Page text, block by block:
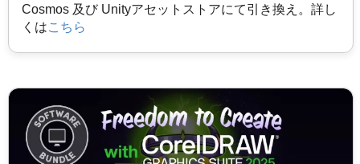
Cosmos 及び Unityアセットストアにて引き換え。詳し
くはこちら